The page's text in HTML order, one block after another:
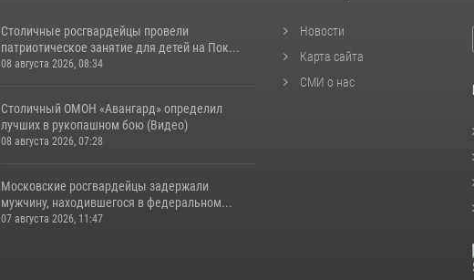
Столичные росгвардейцы провели
патриотическое занятие для детей на Пок...
08 августа 2026, 08:34
Столичный ОМОН «Авангард» определил
лучших в рукопашном бою (Видео)
08 августа 2026, 07:28
Московские росгвардейцы задержали
мужчину, находившегося в федеральном...
07 августа 2026, 11:47
Новости
Карта сайта
СМИ о нас